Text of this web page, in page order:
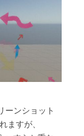
ーンショット
ますが、